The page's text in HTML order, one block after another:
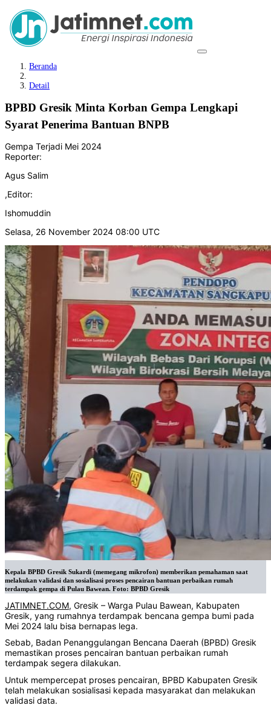
Beranda
Detail
BPBD Gresik Minta Korban Gempa Lengkapi
Syarat Penerima Bantuan BNPB
Gempa Terjadi Mei 2024
Reporter:
Agus Salim
,Editor:
Ishomuddin
Selasa, 26 November 2024 08:00 UTC
Kepala BPBD Gresik Sukardi (memegang mikrofon) memberikan pemahaman saat
melakukan validasi dan sosialisasi proses pencairan bantuan perbaikan rumah
terdampak gempa di Pulau Bawean. Foto: BPBD Gresik
JATIMNET.COM, Gresik – Warga Pulau Bawean, Kabupaten
Gresik, yang rumahnya terdampak bencana gempa bumi pada
Mei 2024 lalu bisa bernapas lega.
Sebab, Badan Penanggulangan Bencana Daerah (BPBD) Gresik
memastikan proses pencairan bantuan perbaikan rumah
terdampak segera dilakukan.
Untuk mempercepat proses pencairan, BPBD Kabupaten Gresik
telah melakukan sosialisasi kepada masyarakat dan melakukan
validasi data.